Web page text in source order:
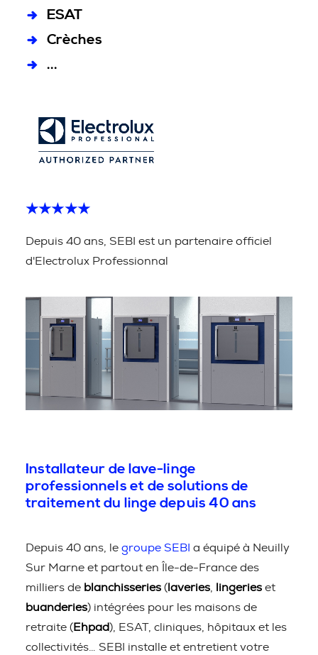
ESAT
Crèches
...
★★★★★
Depuis 40 ans, SEBI est un partenaire officiel
d'Electrolux Professionnal
Installateur de lave-linge
professionnels et de solutions de
traitement du linge depuis 40 ans
Depuis 40 ans, le groupe SEBI a équipé à Neuilly
Sur Marne et partout en Île-de-France des
milliers de blanchisseries ( laveries lingeries et
buanderies) intégrées pour les maisons de
retraite (Ehpad), ESAT, cliniques, hôpitaux et les
collectivités… SEBI installe et entretient votre